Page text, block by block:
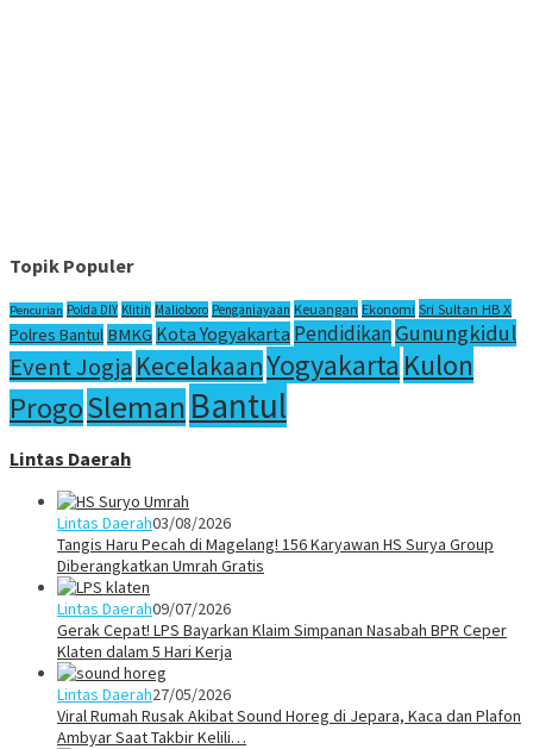
Topik Populer
Pencurian Polda DIY Klitih Malioboro Penganiayaan Keuangan Ekonomi Sri Sultan HB X
Polres Bantul BMKG Kota Yogyakarta PendidikanGunungkidul
Event Jogja KecelakaanYogyakarta Kulon
ProgoSleman Bantul
Lintas Daerah
Lintas Daerah03/08/2026
Tangis Haru Pecah di Magelang! 156 Karyawan HS Surya Group
Diberangkatkan Umrah Gratis
Lintas Daerah09/07/2026
Gerak Cepat! LPS Bayarkan Klaim Simpanan Nasabah BPR Ceper
Klaten dalam 5 Hari Kerja
Lintas Daerah27/05/2026
Viral Rumah Rusak Akibat Sound Horeg di Jepara, Kaca dan Plafon
Ambyar Saat Takbir Kelili…